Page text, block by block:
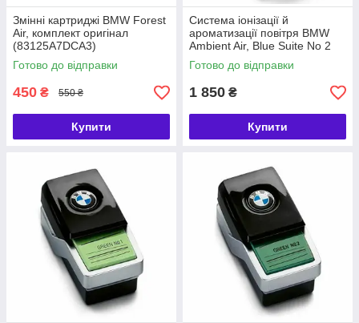
Змінні картриджі BMW Forest
Air, комплект оригінал
(83125A7DCA3)
Готово до відправки
450 ₴ 550 ₴
Купити
Система іонізації й
ароматизації повітря BMW
Ambient Air, Blue Suite No 2
(64119382591)
Готово до відправки
1 850 ₴
Купити